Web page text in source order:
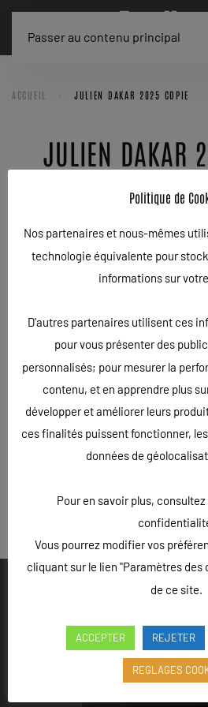
Passer au contenu principal
ACCUEIL JULIEN DAKAR 2025 COPIE
JULIEN DAKAR
ÉCRIT LE 11/04/
« Précédent
Ouvert du lundi au vendredi de 9h
Hôtel des entreprises,
Politique de
Nos partenaires et nous-mêmes
technologie équivalente pour
informations sur
D'autres partenaires utilisent ces
pour vous présenter des
personnalisés; pour mesurer la
contenu, et en apprendre plus
développer et améliorer leurs
ces finalités puissent fonctionner,
données de
Pour en savoir plus,
Vous pourrez modifier vos
cliquant sur le lien "Paramètres des
de ce site.
ACCEPTER REJETER
REGLAGES